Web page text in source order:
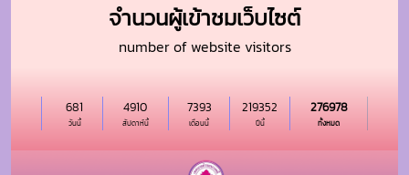
จำนวนผู้เข้าชมเว็บไซต์
number of website visitors
วันนี้
681
สัปดาห์นี้
4910
เดือนนี้
7393
ปีนี้
219352
ทั้งหมด
276978